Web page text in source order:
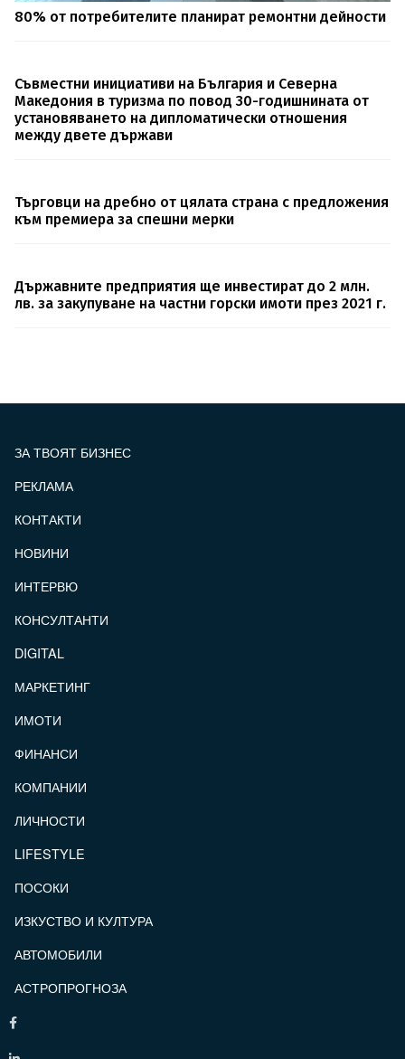
80% от потребителите планират ремонтни дейности
Съвместни инициативи на България и Северна
Македония в туризма по повод 30-годишнината от
установяването на дипломатически отношения
между двете държави
Търговци на дребно от цялата страна с предложения
към премиера за спешни мерки
Държавните предприятия ще инвестират до 2 млн.
лв. за закупуване на частни горски имоти през 2021 г.
ЗА ТВОЯТ БИЗНЕС
РЕКЛАМА
КОНТАКТИ
НОВИНИ
ИНТЕРВЮ
КОНСУЛТАНТИ
DIGITAL
МАРКЕТИНГ
ИМОТИ
ФИНАНСИ
КОМПАНИИ
ЛИЧНОСТИ
LIFESTYLE
ПОСОКИ
ИЗКУСТВО И КУЛТУРА
АВТОМОБИЛИ
АСТРОПРОГНОЗА